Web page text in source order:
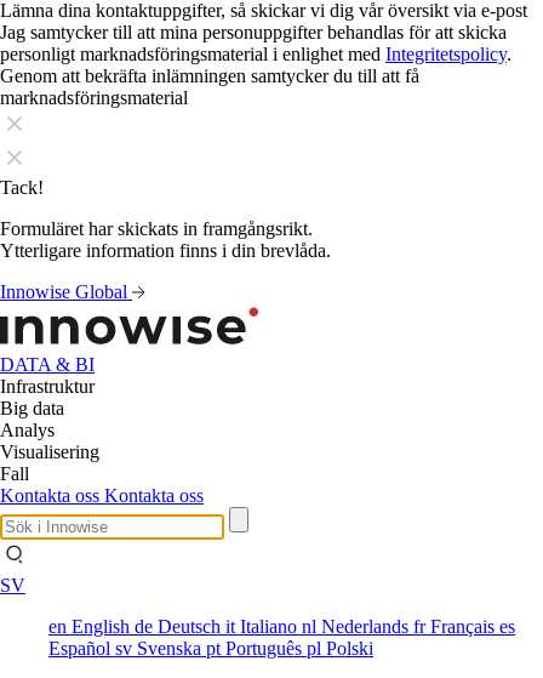
Lämna dina kontaktuppgifter, så skickar vi dig vår översikt via e-post
Jag samtycker till att mina personuppgifter behandlas för att skicka
personligt marknadsföringsmaterial i enlighet med Integritetspolicy.
Genom att bekräfta inlämningen samtycker du till att få
marknadsföringsmaterial
Tack!
Formuläret har skickats in framgångsrikt.
Ytterligare information finns i din brevlåda.
Innowise Global
DATA & BI
Infrastruktur
Big data
Analys
Visualisering
Fall
Kontakta oss Kontakta oss
SV
en English de Deutsch it Italiano nl Nederlands frFrançais es
Español sv Svenska pt Português pl Polski